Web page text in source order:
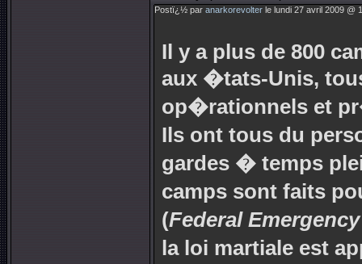
Postï¿½ par anarkorevolter le lundi 27 avril 2009 @
Il y a plus de 800
aux �tats-Unis,
op�rationnels et
Ils ont tous du
gardes � temps
camps sont faits
(Federal
la loi martiale est